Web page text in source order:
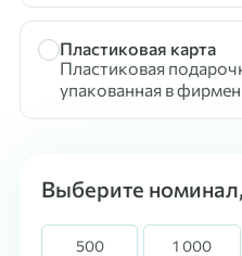
Пластиковая карта
Пластиковая
упакованная в
Выберите
500 1 000